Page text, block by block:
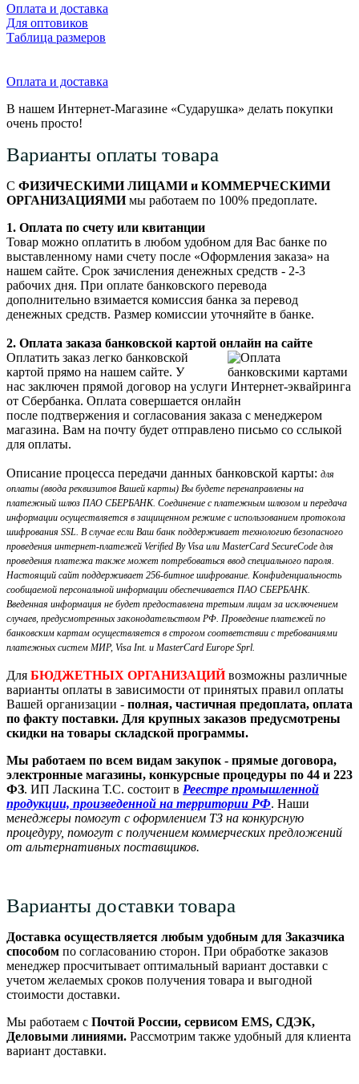
Оплата и доставка
Для оптовиков
Таблица размеров
Оплата и доставка
В нашем Интернет-Магазине «Сударушка» делать покупки
очень просто!
Варианты оплаты товара
С ФИЗИЧЕСКИМИ ЛИЦАМИ и КОММЕРЧЕСКИМИ
ОРГАНИЗАЦИЯМИмы работаем по 100% предоплате.
1. Оплата по счету или квитанции
Товар можно оплатить в любом удобном для Вас банке по
выставленному нами счету после «Оформления заказа» на
нашем сайте. Срок зачисления денежных средств - 2-3
рабочих дня. При оплате банковского перевода
дополнительно взимается комиссия банка за перевод
денежных средств. Размер комиссии уточняйте в банке.
2. Оплата заказа банковской картой онлайн на сайте
Оплатить заказ легко банковской
картой прямо на нашем сайте. У
нас заключен прямой договор на услуги Интернет-эквайринга
от Сбербанка. Оплата совершается онлайн
после подтвержения и согласования заказа с менеджером
магазина. Вам на почту будет отправлено письмо со сслыкой
для оплаты.
Описание процесса передачи данных банковской карты: для
оплаты (ввода реквизитов Вашей карты) Вы будете перенаправлены на
платежный шлюз ПАО СБЕРБАНК. Соединение с платежным шлюзом и передача
информации осуществляется в защищенном режиме с использованием протокола
шифрования SSL. В случае если Ваш банк поддерживает технологию безопасного
проведения интернет-платежей Verified By Visa или MasterCard SecureCode для
проведения платежа также может потребоваться ввод специального пароля.
Настоящий сайт поддерживает 256-битное шифрование. Конфиденциальность
сообщаемой персональной информации обеспечивается ПАО СБЕРБАНК.
Введенная информация не будет предоставлена третьим лицам за исключением
случаев, предусмотренных законодательством РФ. Проведение платежей по
банковским картам осуществляется в строгом соответствии с требованиями
платежных систем МИР, Visa Int. и MasterCard Europe Sprl.
Для БЮДЖЕТНЫХ ОРГАНИЗАЦИЙ возможны различные
варианты оплаты в зависимости от принятых правил оплаты
Вашей организации - полная, частичная предоплата, оплата
по факту поставки. Для крупных заказов предусмотрены
скидки на товары складской программы.
Мы работаем по всем видам закупок - прямые договора,
электронные магазины, конкурсные процедуры по 44 и 223
ФЗ. ИП Ласкина Т.С. состоит в Реестре промышленной
продукции, произведенной на территории РФ. Наши
менеджеры помогут с оформлением ТЗ на конкурсную
процедуру, помогут с получением коммерческих предложений
от альтернативных поставщиков.
Варианты доставки товара
Доставка осуществляется любым удобным для Заказчика
способом по согласованию сторон. При обработке заказов
менеджер просчитывает оптимальный вариант доставки с
учетом желаемых сроков получения товара и выгодной
стоимости доставки.
Мы работаем с Почтой России, сервисом EMS, СДЭК,
Деловыми линиями. Рассмотрим также удобный для клиента
вариант доставки.